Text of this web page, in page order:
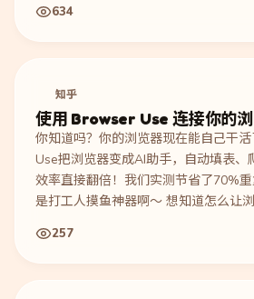
复的 MCP turn read 工作流。
634
知乎
使用 Browser Use 连接你的
你知道吗？你的浏览器现在能自己干
Use把浏览器变成AI助手，自动填表、
效率直接翻倍！我们实测节省了70%
是打工人摸鱼神器啊～ 想知道怎么让
257